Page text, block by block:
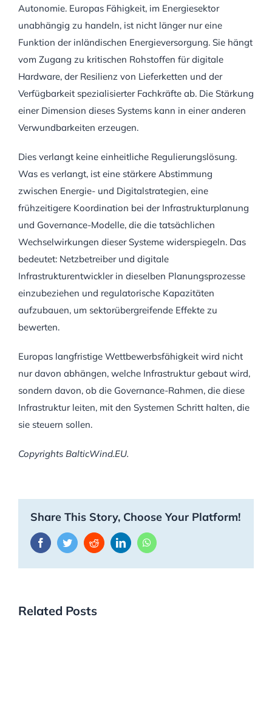
Autonomie. Europas Fähigkeit, im Energiesektor
unabhängig zu handeln, ist nicht länger nur eine
Funktion der inländischen Energieversorgung. Sie hängt
vom Zugang zu kritischen Rohstoffen für digitale
Hardware, der Resilienz von Lieferketten und der
Verfügbarkeit spezialisierter Fachkräfte ab. Die Stärkung
einer Dimension dieses Systems kann in einer anderen
Verwundbarkeiten erzeugen.
Dies verlangt keine einheitliche Regulierungslösung.
Was es verlangt, ist eine stärkere Abstimmung
zwischen Energie- und Digitalstrategien, eine
frühzeitigere Koordination bei der Infrastrukturplanung
und Governance-Modelle, die die tatsächlichen
Wechselwirkungen dieser Systeme widerspiegeln. Das
bedeutet: Netzbetreiber und digitale
Infrastrukturentwickler in dieselben Planungsprozesse
einzubeziehen und regulatorische Kapazitäten
aufzubauen, um sektorübergreifende Effekte zu
bewerten.
Europas langfristige Wettbewerbsfähigkeit wird nicht
nur davon abhängen, welche Infrastruktur gebaut wird,
sondern davon, ob die Governance-Rahmen, die diese
Infrastruktur leiten, mit den Systemen Schritt halten, die
sie steuern sollen.
Copyrights BalticWind.EU.
Share This Story, Choose Your Platform!
FacebookTwitterRedditLinkedInWhatsApp
Related Posts